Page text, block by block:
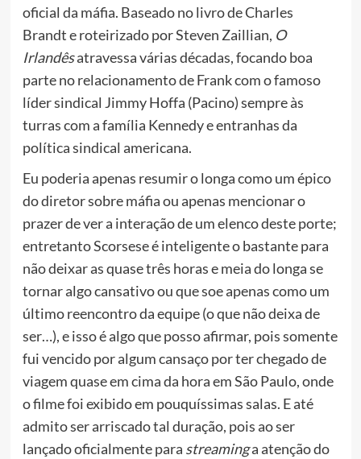
oficial da máfia. Baseado no livro de Charles
Brandt e roteirizado por Steven Zaillian, O
Irlandêsatravessa várias décadas, focando boa
parte no relacionamento de Frank com o famoso
líder sindical Jimmy Hoffa (Pacino) sempre às
turras com a família Kennedy e entranhas da
política sindical americana.
Eu poderia apenas resumir o longa como um épico
do diretor sobre máfia ou apenas mencionar o
prazer de ver a interação de um elenco deste porte;
entretanto Scorsese é inteligente o bastante para
não deixar as quase três horas e meia do longa se
tornar algo cansativo ou que soe apenas como um
último reencontro da equipe (o que não deixa de
ser…), e isso é algo que posso afirmar, pois somente
fui vencido por algum cansaço por ter chegado de
viagem quase em cima da hora em São Paulo, onde
o filme foi exibido em pouquíssimas salas. E até
admito ser arriscado tal duração, pois ao ser
lançado oficialmente para streaminga atenção do